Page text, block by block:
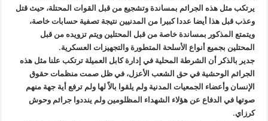
يرتكب مثل هذه الجرائم بمساندة وتشجيع من قبل القوات المحتلة، حيث قتل
وعذب قبل هذا أيضا عددا كبيرا من المدنيين نتيجة تصفية حسابات خاصة،
ويتمتع المذكور بمساندة خاصة من قبل المحتلين ويتم تزويده من قبل
المحتلين بجميع أنواع الأسلحة المتطورة والتجهيزات العسكرية.
جدير بالذكر أن الشرطة المحلية في إدارة كابل العميلة ترتكب علنا مثل هذه
الجرائم الوحشية في حق الشعب الأعزل، في ظل صمت منظمات حقوق
الإنسان وأعضاء الجمعيات المدنية ولم يلقوا بالاً لها ولم ترفع أية جهة منهم
صوتها في الدفاع عن هؤلاء الشهداء المظلومين ولم ينددوا جرائم وحوش
كرزاي.